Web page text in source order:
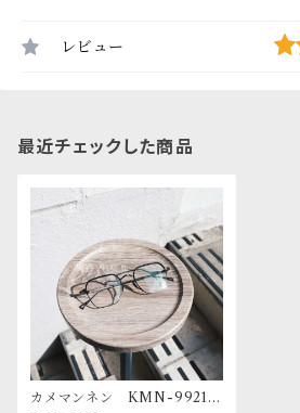
レビュー
最近チェックした商品
カメマンネン KMN-9921